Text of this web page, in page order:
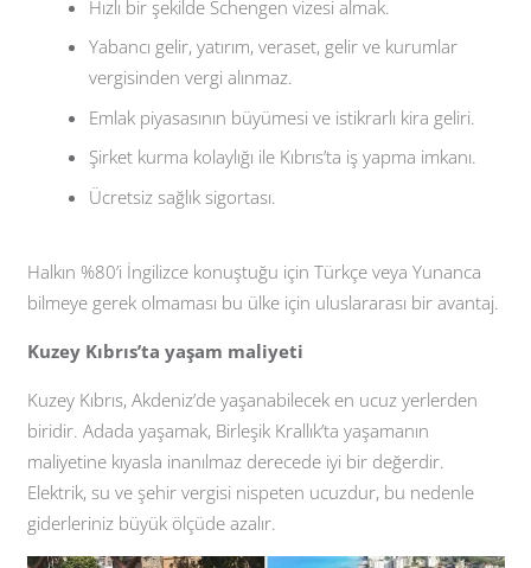
Hızlı bir şekilde Schengen vizesi almak.
Yabancı gelir, yatırım, veraset, gelir ve kurumlar
vergisinden vergi alınmaz.
Emlak piyasasının büyümesi ve istikrarlı kira geliri.
Şirket kurma kolaylığı ile Kıbrıs’ta iş yapma imkanı.
Ücretsiz sağlık sigortası.
Halkın %80’i İngilizce konuştuğu için Türkçe veya Yunanca
bilmeye gerek olmaması bu ülke için uluslararası bir avantaj.
Kuzey Kıbrıs’ta yaşam maliyeti
Kuzey Kıbrıs, Akdeniz’de yaşanabilecek en ucuz yerlerden
biridir. Adada yaşamak, Birleşik Krallık’ta yaşamanın
maliyetine kıyasla inanılmaz derecede iyi bir değerdir.
Elektrik, su ve şehir vergisi nispeten ucuzdur, bu nedenle
giderleriniz büyük ölçüde azalır.